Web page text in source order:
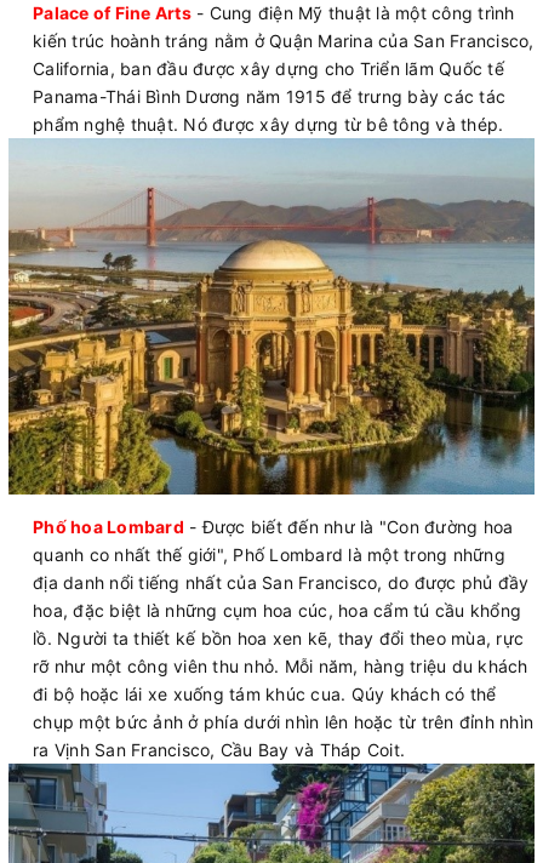
Palace of Fine Arts- Cung điện Mỹ thuật là một công trình
kiến trúc hoành tráng nằm ở Quận Marina của San Francisco,
California, ban đầu được xây dựng cho Triển lãm Quốc tế
Panama-Thái Bình Dương năm 1915 để trưng bày các tác
phẩm nghệ thuật. Nó được xây dựng từ bê tông và thép.
Phố hoa Lombard - Được biết đến như là "Con đường hoa
quanh co nhất thế giới", Phố Lombard là một trong những
địa danh nổi tiếng nhất của San Francisco, do được phủ đầy
hoa, đặc biệt là những cụm hoa cúc, hoa cẩm tú cầu khổng
lồ. Người ta thiết kế bồn hoa xen kẽ, thay đổi theo mùa, rực
rỡ như một công viên thu nhỏ. Mỗi năm, hàng triệu du khách
đi bộ hoặc lái xe xuống tám khúc cua. Qúy khách có thể
chụp một bức ảnh ở phía dưới nhìn lên hoặc từ trên đỉnh nhìn
ra Vịnh San Francisco, Cầu Bay và Tháp Coit.